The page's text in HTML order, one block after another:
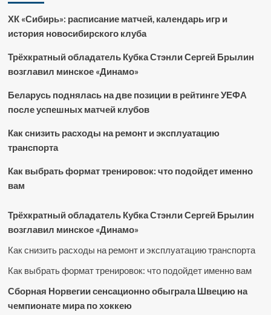
ХК «Сибирь»: расписание матчей, календарь игр и
история новосибирского клуба
Трёхкратный обладатель Кубка Стэнли Сергей Брылин
возглавил минское «Динамо»
Беларусь поднялась на две позиции в рейтинге УЕФА
после успешных матчей клубов
Как снизить расходы на ремонт и эксплуатацию
транспорта
Как выбрать формат тренировок: что подойдет именно
вам
Трёхкратный обладатель Кубка Стэнли Сергей Брылин
возглавил минское «Динамо»
Как снизить расходы на ремонт и эксплуатацию транспорта
Как выбрать формат тренировок: что подойдет именно вам
Сборная Норвегии сенсационно обыграла Швецию на
чемпионате мира по хоккею